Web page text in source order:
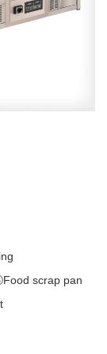
scrap pan